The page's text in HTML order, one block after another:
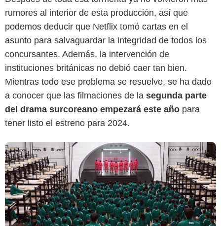
rumores al interior de esta producción, así que
podemos deducir que Netflix tomó cartas en el
asunto para salvaguardar la integridad de todos los
concursantes. Además, la intervención de
instituciones británicas no debió caer tan bien.
Mientras todo ese problema se resuelve, se ha dado
a conocer que las filmaciones de la segunda parte
del drama surcoreano empezará este año para
tener listo el estreno para 2024.
Netflix